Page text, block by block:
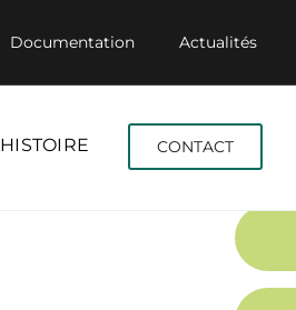
Documentation Actualités
HISTOIRE CONTACT